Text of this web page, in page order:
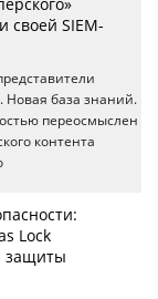
своей SIEM-
Новая база знаний.
переосмыслен
контента
Lock
защиты